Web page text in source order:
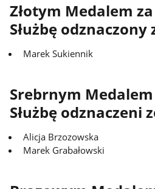
Złotym Medalem
Służbę odznaczony
Marek Sukiennik
Srebrnym
Służbę odznaczeni
Alicja Brzozowska
Marek Grabałowski